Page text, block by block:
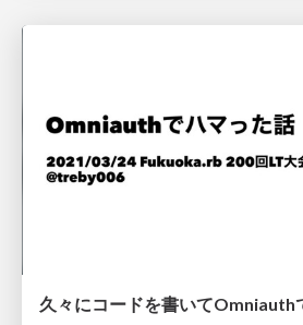
久々にコードを書いてOmniauth